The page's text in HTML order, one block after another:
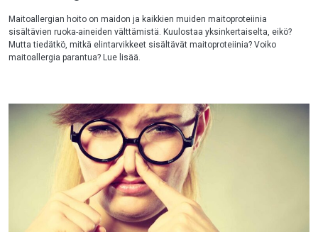
Maitoallergian hoito on maidon ja kaikkien muiden maitoproteiinia
sisältävien ruoka-aineiden välttämistä. Kuulostaa yksinkertaiselta, eikö?
Mutta tiedätkö, mitkä elintarvikkeet sisältävät maitoproteiinia? Voiko
maitoallergia parantua? Lue lisää.